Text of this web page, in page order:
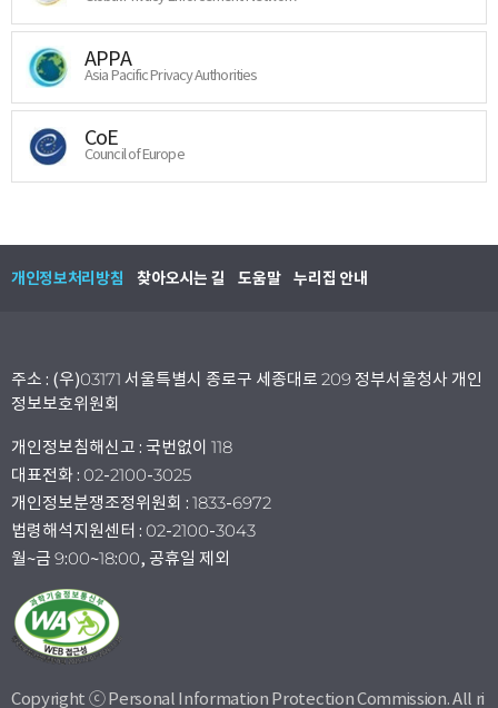
APPA
Asia Pacific Privacy Authorities
CoE
Council of Europe
개인정보처리방침 찾아오시는 길 도움말 누리집 안내
주소 : (우)03171 서울특별시 종로구 세종대로 209 정부서울청사 개인
정보보호위원회
개인정보침해신고 : 국번없이 118
대표전화 : 02-2100-3025
개인정보분쟁조정위원회 : 1833-6972
법령해석지원센터 : 02-2100-3043
월~금 9:00~18:00, 공휴일 제외
Copyright ⓒ Personal Information Protection Commission. All ri